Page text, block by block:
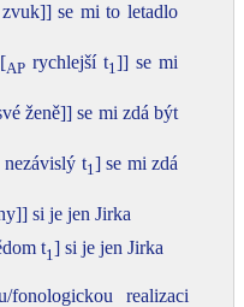
se mi to letadlo
[AP rychlejší t1]] se mi
ženě]] se mi zdá být
nezávislý t1] se mi zdá
si je jen Jirka
t1 ] si je jen Jirka
fonologickou realizaci